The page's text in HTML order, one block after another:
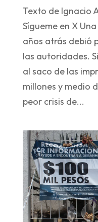
Texto de Ignacio
Sígueme en X
años atrás debió
las autoridades.
al saco de las
millones y medio
peor crisis de...